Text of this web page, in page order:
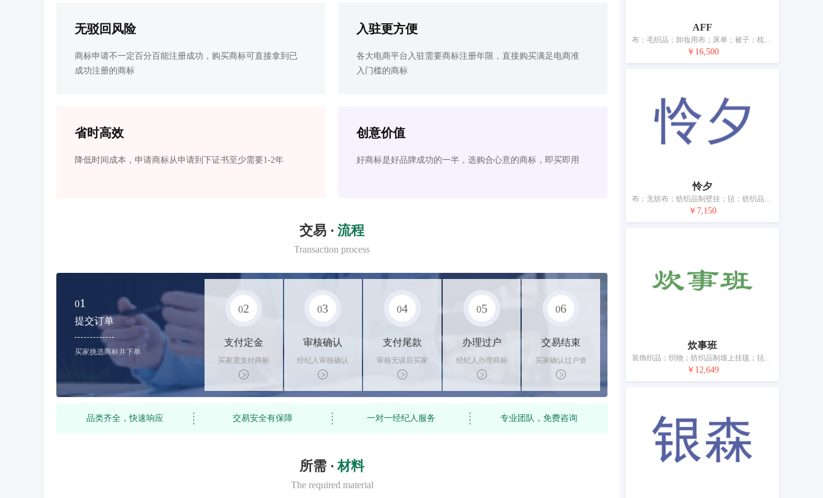
无驳回风险
商标申请不一定百分百能注册成功，购买商标可直接拿到已
成功注册的商标
入驻更方便
各大电商平台入驻需要商标注册年限，直接购买满足电商准
入门槛的商标
省时高效
降低时间成本，申请商标从申请到下证书至少需要1-2年
创意价值
好商标是好品牌成功的一半，选购合心意的商标，即买即用
交易 · 流程
Transaction process
01
提交订单
买家挑选商标并下单
02
支付定金
买家需支付商标
标价的10%的购
买订金
03
审核确认
经纪人审核确认
商标状态
04
支付尾款
审核无误后买家
支付尾款，卖家
办理相关手续
05
办理过户
经纪人办理商标
转让手续，交付
相关证书
06
交易结束
买家确认过户资
料后，平台解冻
资金支付卖家
品类齐全，快速响应 交易安全有保障 一对一经纪人服务 专业团队，免费咨询
所需 · 材料
The required material
AFF
布；毛织品；卸妆用布；床单；被子；枕巾；床上用毯；枕套；桌布（非纸制）；纺织品制家具罩
￥16,500
怜夕
布；无纺布；纺织品制壁挂；毡；纺织品毛巾；家庭日用纺织品；睡袋；床单和枕套；被子；被罩
￥7,150
炊事班
装饰织品；织物；纺织品制墙上挂毯；毡；纺织品毛巾；家电遮盖物；桌布（非纸制）；纺织品窗帘；家具遮盖物
￥12,649